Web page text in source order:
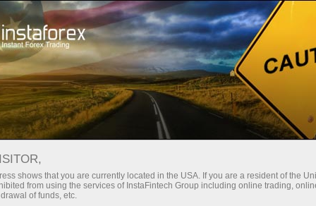
对于交易者 Technical analysis
20.05.2026 08:26 PM
GBP/USD – 聰明資金分析：英鎊持續承
shows that you are currently located in the USA. If you are a resident of the
from using the services of InstaFintech Group including online trading,
of funds, etc.